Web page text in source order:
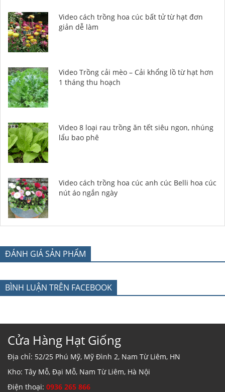
Video cách trồng hoa cúc bất tử từ hạt đơn
giản dễ làm
Video Trồng cải mèo – Cải khổng lồ từ hạt hơn
1 tháng thu hoạch
Video 8 loại rau trồng ăn tết siêu ngon, nhúng
lẩu bao phê
Video cách trồng hoa cúc anh cúc Belli hoa cúc
nút áo ngắn ngày
ĐÁNH GIÁ SẢN PHẨM
BÌNH LUẬN TRÊN FACEBOOK
Cửa Hàng Hạt Giống
Địa chỉ: 52/25 Phú Mỹ, Mỹ Đình 2, Nam Từ Liêm, HN
Kho: Tây Mỗ, Đại Mỗ, Nam Từ Liêm, Hà Nội
Điện thoại: 0936 265 866